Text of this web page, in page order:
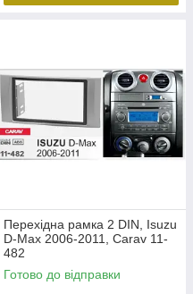
Перехідна рамка 2 DIN, Isuzu
D-Max 2006-2011, Carav 11-
482
Готово до відправки